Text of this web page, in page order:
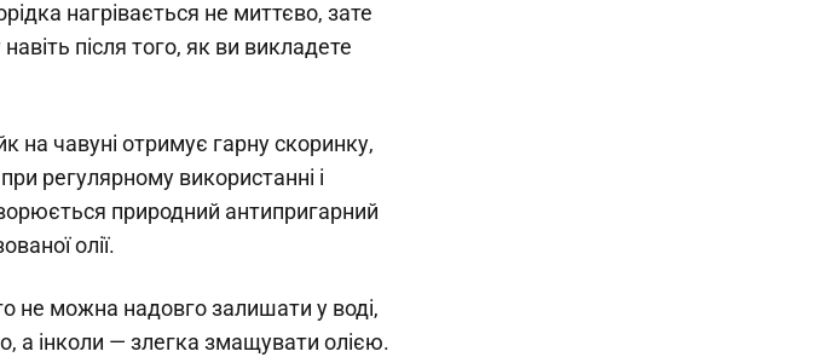
нагрівається не миттєво, зате
після того, як ви викладете
на чавуні отримує гарну скоринку,
регулярному використанні і
природний антипригарний
олії.
не можна надовго залишати у воді,
а інколи — злегка змащувати олією.